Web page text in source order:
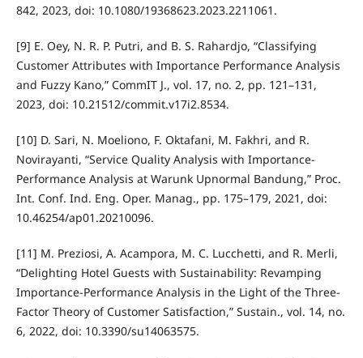
842, 2023, doi: 10.1080/19368623.2023.2211061.
[9] E. Oey, N. R. P. Putri, and B. S. Rahardjo, “Classifying
Customer Attributes with Importance Performance Analysis
and Fuzzy Kano,” CommIT J., vol. 17, no. 2, pp. 121–131,
2023, doi: 10.21512/commit.v17i2.8534.
[10] D. Sari, N. Moeliono, F. Oktafani, M. Fakhri, and R.
Novirayanti, “Service Quality Analysis with Importance-
Performance Analysis at Warunk Upnormal Bandung,” Proc.
Int. Conf. Ind. Eng. Oper. Manag., pp. 175–179, 2021, doi:
10.46254/ap01.20210096.
[11] M. Preziosi, A. Acampora, M. C. Lucchetti, and R. Merli,
“Delighting Hotel Guests with Sustainability: Revamping
Importance-Performance Analysis in the Light of the Three-
Factor Theory of Customer Satisfaction,” Sustain., vol. 14, no.
6, 2022, doi: 10.3390/su14063575.